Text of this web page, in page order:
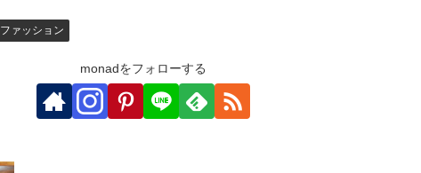
ファッション
monadをフォローする